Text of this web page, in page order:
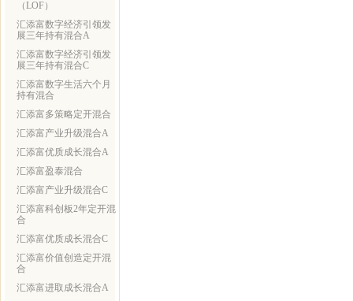
（LOF）
汇添富数字经济引领发
展三年持有混合A
汇添富数字经济引领发
展三年持有混合C
汇添富数字生活六个月
持有混合
汇添富多策略定开混合
汇添富产业升级混合A
汇添富优质成长混合A
汇添富盈泰混合
汇添富产业升级混合C
汇添富科创板2年定开混
合
汇添富优质成长混合C
汇添富价值创造定开混
合
汇添富进取成长混合A